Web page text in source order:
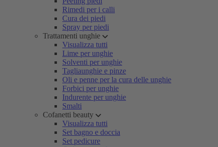
Rimedi per i calli
Cura dei piedi
Spray per piedi
Trattamenti unghie
Visualizza tutti
Lime per unghie
Solventi per unghie
Tagliaunghie e pinze
Oli e penne per la cura delle unghie
Forbici per unghie
Indurente per unghie
Smalti
Cofanetti beauty
Visualizza tutti
Set bagno e doccia
Set pedicure